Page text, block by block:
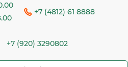
+7 (4812) 61 8888
+7 (920) 3290802